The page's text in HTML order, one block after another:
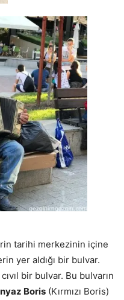
tarihi merkezinin içine
yer aldığı bir bulvar.
bir bulvar. Bu bulvarın
Boris (Kırmızı Boris)